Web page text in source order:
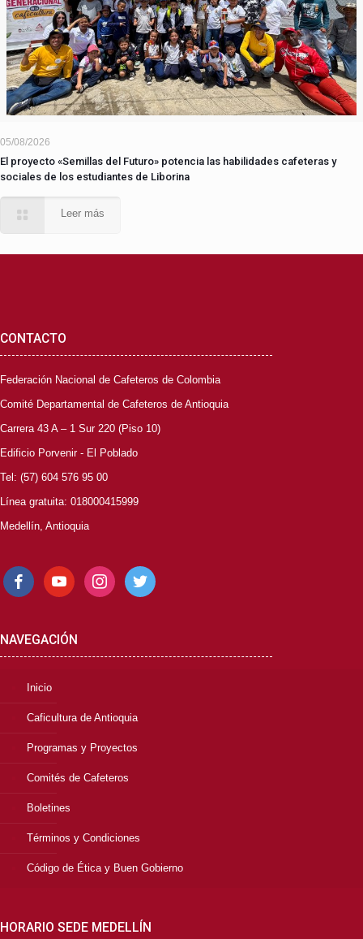
05/08/2026
El proyecto «Semillas del Futuro» potencia las habilidades cafeteras y
sociales de los estudiantes de Liborina
Leer más
CONTACTO
Federación Nacional de Cafeteros de Colombia
Comité Departamental de Cafeteros de Antioquia
Carrera 43 A – 1 Sur 220 (Piso 10)
Edificio Porvenir - El Poblado
Tel: (57) 604 576 95 00
Línea gratuita: 018000415999
Medellín, Antioquia
facebookyoutube instagramtwitter
NAVEGACIÓN
Inicio
Caficultura de Antioquia
Programas y Proyectos
Comités de Cafeteros
Boletines
Términos y Condiciones
Código de Ética y Buen Gobierno
HORARIO SEDE MEDELLÍN